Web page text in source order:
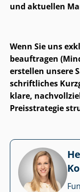
und aktuellen
Wenn Sie uns
beauftragen
erstellen unsere
schriftliches
klare,
Preisstrategie